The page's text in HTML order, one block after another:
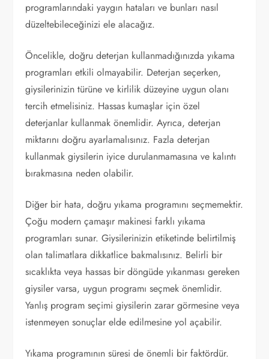
programlarındaki yaygın hataları ve bunları nasıl
düzeltebileceğinizi ele alacağız.
Öncelikle, doğru deterjan kullanmadığınızda yıkama
programları etkili olmayabilir. Deterjan seçerken,
giysilerinizin türüne ve kirlilik düzeyine uygun olanı
tercih etmelisiniz. Hassas kumaşlar için özel
deterjanlar kullanmak önemlidir. Ayrıca, deterjan
miktarını doğru ayarlamalısınız. Fazla deterjan
kullanmak giysilerin iyice durulanmamasına ve kalıntı
bırakmasına neden olabilir.
Diğer bir hata, doğru yıkama programını seçmemektir.
Çoğu modern çamaşır makinesi farklı yıkama
programları sunar. Giysilerinizin etiketinde belirtilmiş
olan talimatlara dikkatlice bakmalısınız. Belirli bir
sıcaklıkta veya hassas bir döngüde yıkanması gereken
giysiler varsa, uygun programı seçmek önemlidir.
Yanlış program seçimi giysilerin zarar görmesine veya
istenmeyen sonuçlar elde edilmesine yol açabilir.
Yıkama programının süresi de önemli bir faktördür.